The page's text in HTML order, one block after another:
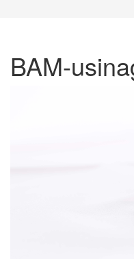
BAM-